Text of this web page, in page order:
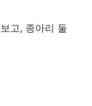
고, 종아리 둘